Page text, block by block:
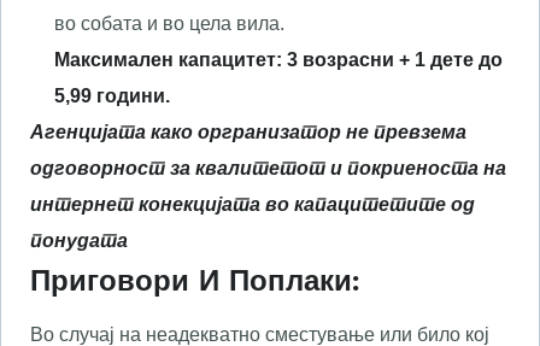
во собата и во цела вила.
Максимален капацитет: 3 возрасни + 1 дете до
5,99 години.
Агенцијата како оргранизатор не превзема
одговорност за квалитетот и покриеноста на
интернет конекцијата во капацитетите од
понудата
Приговори И Поплаки:
Во случај на неадекватно сместување или било кој